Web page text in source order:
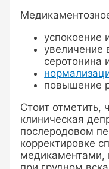
успокоение
увеличение
серотонина
повышение
Стоит отметить,
клиническая
послеродовом
корректировке
медикаментами,